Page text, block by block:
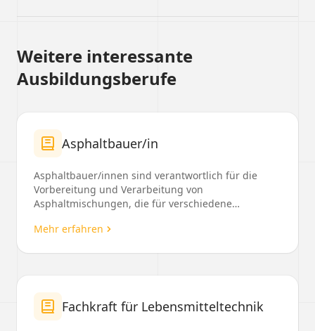
Weitere interessante
Ausbildungsberufe
Asphaltbauer/in
Asphaltbauer/innen sind verantwortlich für die
Vorbereitung und Verarbeitung von
Asphaltmischungen, die für verschiedene
Mehr erfahren
Fachkraft für Lebensmitteltechnik